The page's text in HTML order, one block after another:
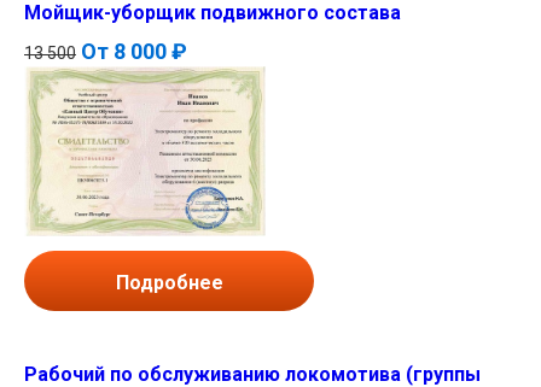
Мойщик-уборщик подвижного состава
13 500 От 8 000 ₽
Подробнее
Рабочий по обслуживанию локомотива (группы